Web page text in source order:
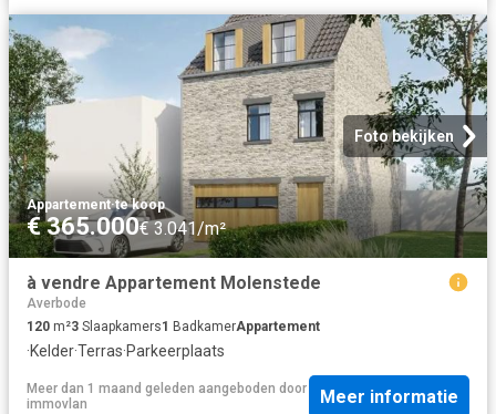
Foto bekijken
Appartement·te koop
€ 365.000€ 3.041/m²
à vendre Appartement Molenstede
Averbode
120 m²3 Slaapkamers1 BadkamerAppartement
·Kelder·Terras·Parkeerplaats
Meer dan 1 maand geleden aangeboden door
immovlan
Meer informatie